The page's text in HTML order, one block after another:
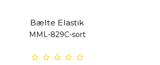
Bælte Elastik
MML-829C-sort